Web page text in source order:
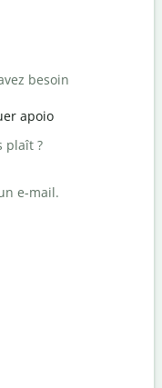
besoin
apoio
plaît ?
e-mail.